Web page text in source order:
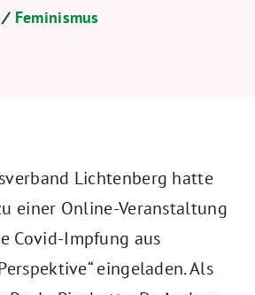
/ Feminismus
Lichtenberg hatte
einer Online-Veranstaltung
Covid-Impfung aus
eingeladen. Als